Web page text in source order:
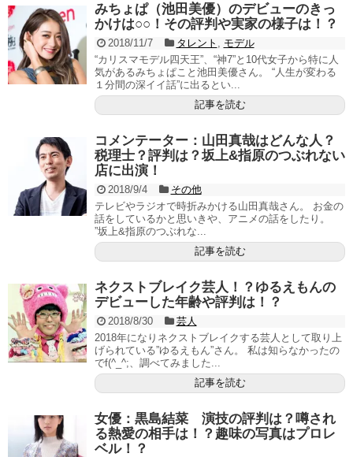
みちょぱ（池田美優）のデビューのきっ
かけは○○！その評判や実家の様子は！？
2018/11/7 タレント
モデル
“カリスマモデル四天王”、“神7”と10代女子から特に人
気があるみちょぱこと池田美優さん。 “人生が変わる
１分間の深イイ話”に出るとい...
記事を読む
コメンテーター：山田真哉はどんな人？
税理士？評判は？坂上&指原のつぶれない
店に出演！
2018/9/4
その他
テレビやラジオで時折みかける山田真哉さん。 お金の
話をしているかと思いきや、アニメの話をしたり。
”坂上&指原のつぶれな...
記事を読む
ネクストブレイク芸人！？ゆるえもんの
デビューした年齢や評判は！？
2018/8/30
芸人
2018年になりネクストブレイクする芸人として取り上
げられている”ゆるえもん”さん。 私は知らなかったの
でf(^_^;、調べてみました...
記事を読む
女優：黒島結菜 演技の評判は？噂され
る熱愛の相手は！？趣味の写真はプロレ
ベル！？